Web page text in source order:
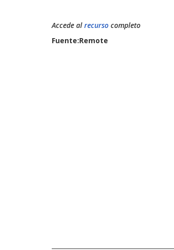
Accede al recurso completo
Fuente:Remote